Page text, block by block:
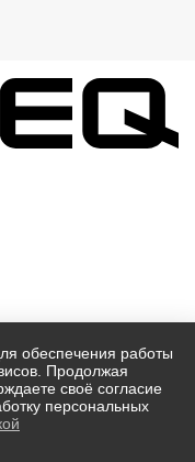
обеспечения работы
Продолжая
своё согласие
персональных